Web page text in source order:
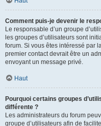
Comment puis-je devenir le
Le responsable d’un groupe
les groupes d’utilisateurs sont
forum. Si vous êtes intéressé par
premier contact devrait être un
envoyant un message privé.
Haut
Pourquoi certains groupes
différente ?
Les administrateurs du forum
groupe d’utilisateurs afin de